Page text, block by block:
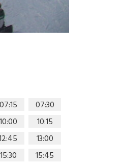
07:15
07:30
10:00
10:15
13:00
15:30
15:45